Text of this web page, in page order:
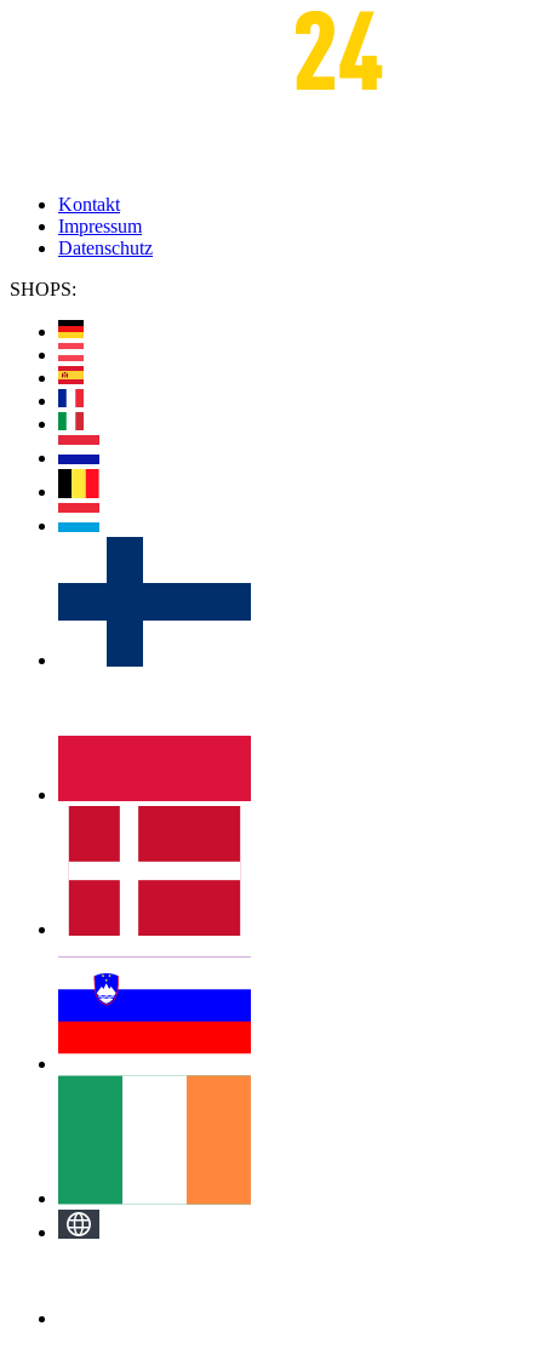
Kontakt
Impressum
Datenschutz
SHOPS: